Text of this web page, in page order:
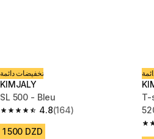
تخفيضات دائمة
KIMJALY
SL 500 - Bleu
4.8
4.8 out of 5 stars from 164 reviews
(164)
1 500 DZD
T-